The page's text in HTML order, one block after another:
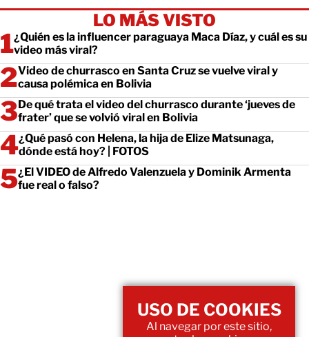
LO MÁS VISTO
¿Quién es la influencer paraguaya Maca Díaz, y cuál es su
video más viral?
Video de churrasco en Santa Cruz se vuelve viral y
causa polémica en Bolivia
De qué trata el video del churrasco durante ‘jueves de
frater’ que se volvió viral en Bolivia
¿Qué pasó con Helena, la hija de Elize Matsunaga,
dónde está hoy? | FOTOS
¿El VIDEO de Alfredo Valenzuela y Dominik Armenta
fue real o falso?
USO DE COOKIES
Al navegar por este sitio,